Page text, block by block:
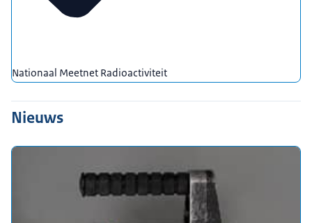
Nationaal Meetnet Radioactiviteit
Nieuws